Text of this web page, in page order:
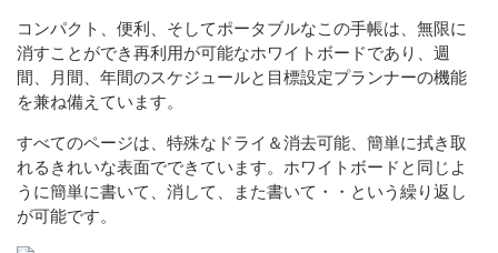
コンパクト、便利、そしてポータブルなこの手帳は、無限に
消すことができ再利用が可能なホワイトボードであり、週
間、月間、年間のスケジュールと目標設定プランナーの機能
を兼ね備えています。
すべてのページは、特殊なドライ＆消去可能、簡単に拭き取
れるきれいな表面でできています。ホワイトボードと同じよ
うに簡単に書いて、消して、また書いて・・という繰り返し
が可能です。